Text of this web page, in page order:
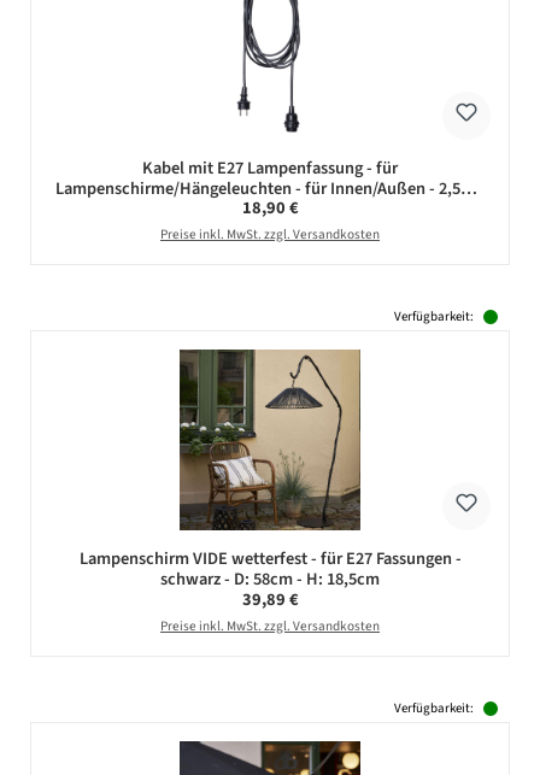
Kabel mit E27 Lampenfassung - für
Lampenschirme/Hängeleuchten - für Innen/Außen - 2,5m -
schwarz
Regulärer Preis:
18,90 €
Preise inkl. MwSt. zzgl. Versandkosten
Verfügbarkeit:
Lampenschirm VIDE wetterfest - für E27 Fassungen -
schwarz - D: 58cm - H: 18,5cm
Regulärer Preis:
39,89 €
Preise inkl. MwSt. zzgl. Versandkosten
Verfügbarkeit: